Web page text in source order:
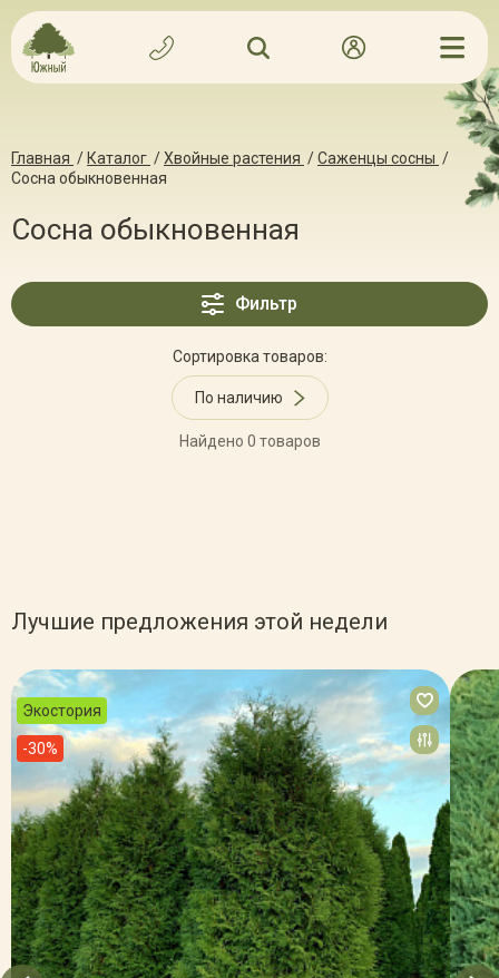
Главная / Каталог /Хвойные растения /Саженцы сосны /
Сосна обыкновенная
Сосна обыкновенная
Фильтр
Сортировка товаров:
По наличию
Найдено 0 товаров
Лучшие предложения этой недели
Экостория
-30%